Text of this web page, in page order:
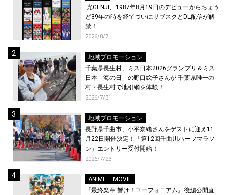
光GENJI、1987年8月19日のデビューからちょう
ど39年の時を経てついにサブスクとDL配信が解
禁！
2026/8/7
地域プロモーション
千葉県長生村、ミス日本2026グランプリ＆ミス
日本「海の日」の野口絵子さんが 千葉県唯一の
村・長生村で地引網を体験！
2026/7/31
地域プロモーション
長野県千曲市、小平奈緒さんをゲストに迎え11
月22日開催決定！「第12回千曲川ハーフマラソ
ン」エントリー受付開始！
2026/7/23
ANIME
MOVIE
『最終楽章 響け！ユーフォニアム』後編公開直